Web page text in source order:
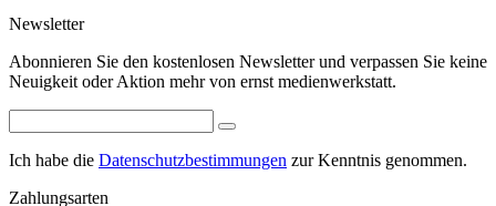
Newsletter
Abonnieren Sie den kostenlosen Newsletter und verpassen Sie keine
Neuigkeit oder Aktion mehr von ernst medienwerkstatt.
Ich habe die Datenschutzbestimmungen zur Kenntnis genommen.
Zahlungsarten